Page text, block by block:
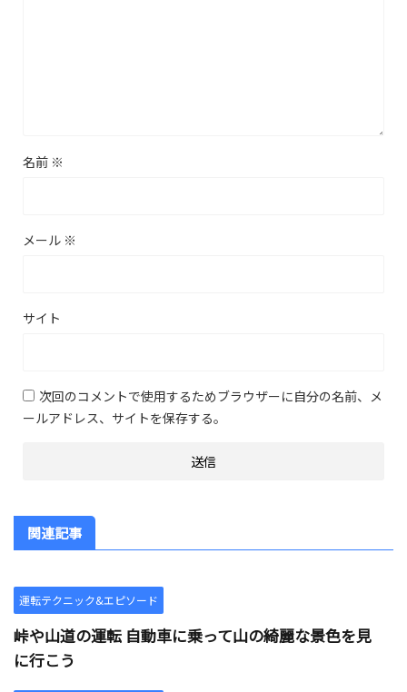
名前 ※
メール ※
サイト
次回のコメントで使用するためブラウザーに自分の名前、メ
ールアドレス、サイトを保存する。
関連記事
運転テクニック&エピソード
峠や山道の運転 自動車に乗って山の綺麗な景色を見
に行こう